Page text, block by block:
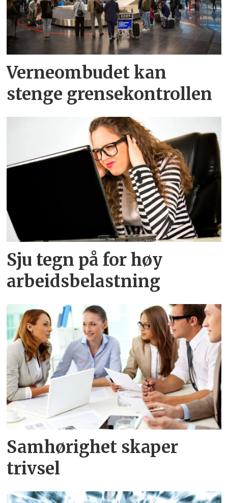
Verneombudet kan
stenge grensekontrollen
Sju tegn på for høy
arbeidsbelastning
Samhørighet skaper
trivsel